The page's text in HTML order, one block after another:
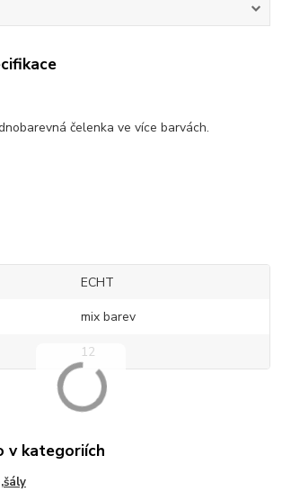
čelenka ve více barvách.
ECHT
mix barev
12
v kategoriích